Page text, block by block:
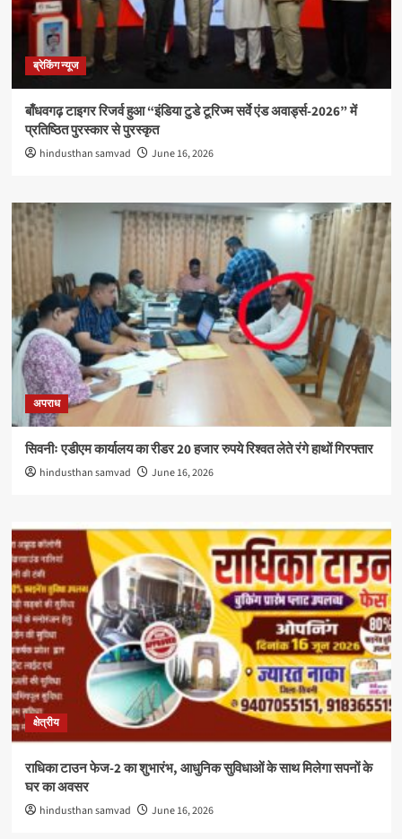
ब्रेकिंग न्यूज
बाँधवगढ़ टाइगर रिजर्व हुआ “इंडिया टुडे टूरिज्म सर्वे एंड अवार्ड्स-2026” में
प्रतिष्ठित पुरस्कार से पुरस्कृत
hindusthan samvad June 16, 2026
अपराध
सिवनीः एडीएम कार्यालय का रीडर 20 हजार रुपये रिश्वत लेते रंगे हाथों गिरफ्तार
hindusthan samvad June 16, 2026
क्षेत्रीय
राधिका टाउन फेज-2 का शुभारंभ, आधुनिक सुविधाओं के साथ मिलेगा सपनों के
घर का अवसर
hindusthan samvad June 16, 2026